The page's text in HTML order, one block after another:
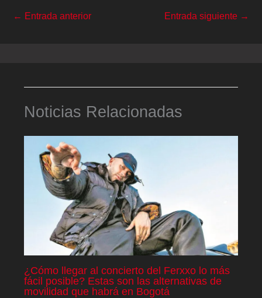
← Entrada anterior Entrada siguiente →
Noticias Relacionadas
¿Cómo llegar al concierto del Ferxxo lo más
fácil posible? Estas son las alternativas de
movilidad que habrá en Bogotá